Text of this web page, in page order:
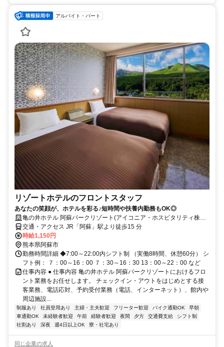
アルバイト・パート
リゾートホテルのフロントスタッフ
あなたの笑顔が、ホテルを彩る♪短時間や扶養内勤務もOK◎
亀の井ホテル 阿蘇パークリゾート(アイコニア・ホスピタリティ株式
会社)
交通・アクセス JR「阿蘇」駅より徒歩15 分
時給1,150円
熊本県阿蘇市
勤務時間詳細 ◆7:00～22:00内シフト制 （実働8時間、休憩60分） シ
フト例： ７：00～16：00 ７：30～16：30 13：00～22：00 など
仕事内容 ● 仕事内容 亀の井ホテル 阿蘇パークリゾートにおけるフロ
ント業務をお任せします。 チェックイン・アウトをはじめとする接
客業務、電話応対、予約受付業務（電話、インターネット）、館内や
周辺施設...
制服あり 社員登用あり 主婦・主夫歓迎 フリーター歓迎 バイク通勤OK
早朝
車通勤OK
未経験者歓迎 午前 経験者歓迎 夜間 夕方 交通費支給
シフト制
社割あり
深夜 週4日以上OK 寮・社宅あり
同じ企業の求人